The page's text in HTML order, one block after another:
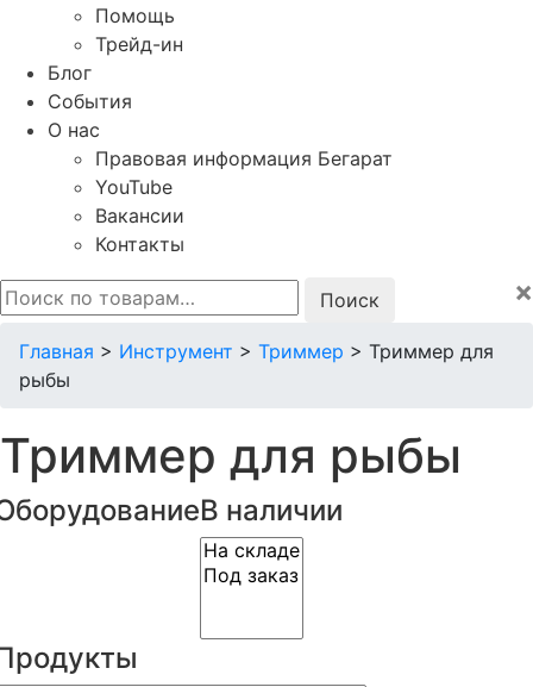
Помощь
Трейд-ин
Блог
События
О нас
Правовая информация Бегарат
YouTube
Вакансии
Контакты
Искать:
×
Главная > Инструмент > Триммер > Триммер для
рыбы
Триммер для рыбы
В наличии